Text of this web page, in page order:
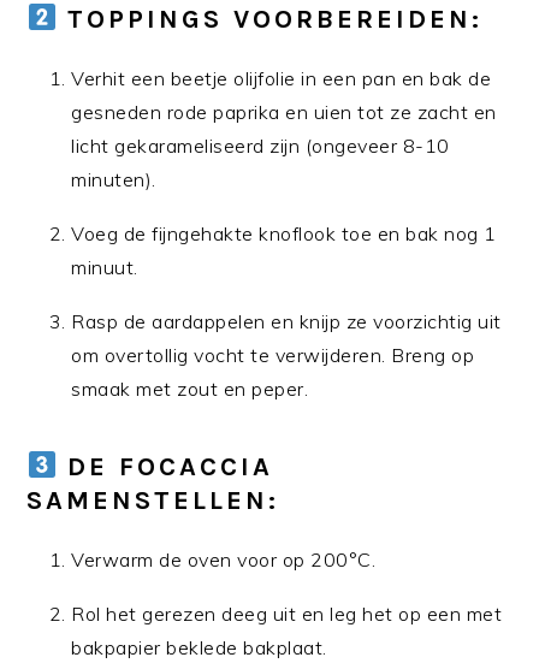
TOPPINGS VOORBEREIDEN:
Verhit een beetje olijfolie in een pan en bak de
gesneden rode paprika en uien tot ze zacht en
licht gekarameliseerd zijn (ongeveer 8-10
minuten).
Voeg de fijngehakte knoflook toe en bak nog 1
minuut.
Rasp de aardappelen en knijp ze voorzichtig uit
om overtollig vocht te verwijderen. Breng op
smaak met zout en peper.
DE FOCACCIA
SAMENSTELLEN:
Verwarm de oven voor op 200°C.
Rol het gerezen deeg uit en leg het op een met
bakpapier beklede bakplaat.